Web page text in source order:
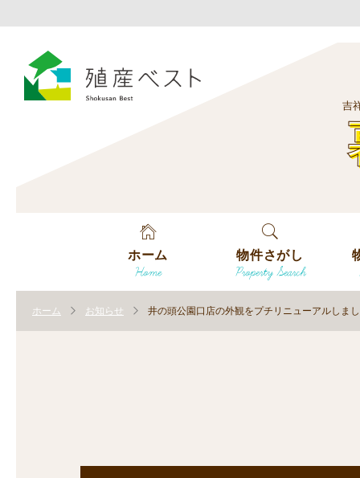
吉
ホーム
Home
物件さがし
Property Search
す
ホーム お知らせ 井の頭公園口店の外観をプチリニューアルしま